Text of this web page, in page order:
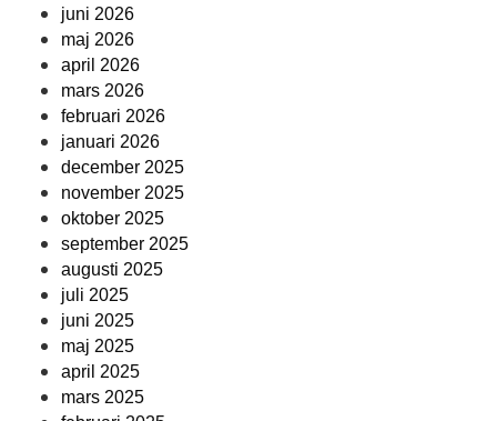
juni 2026
maj 2026
april 2026
mars 2026
februari 2026
januari 2026
december 2025
november 2025
oktober 2025
september 2025
augusti 2025
juli 2025
juni 2025
maj 2025
april 2025
mars 2025